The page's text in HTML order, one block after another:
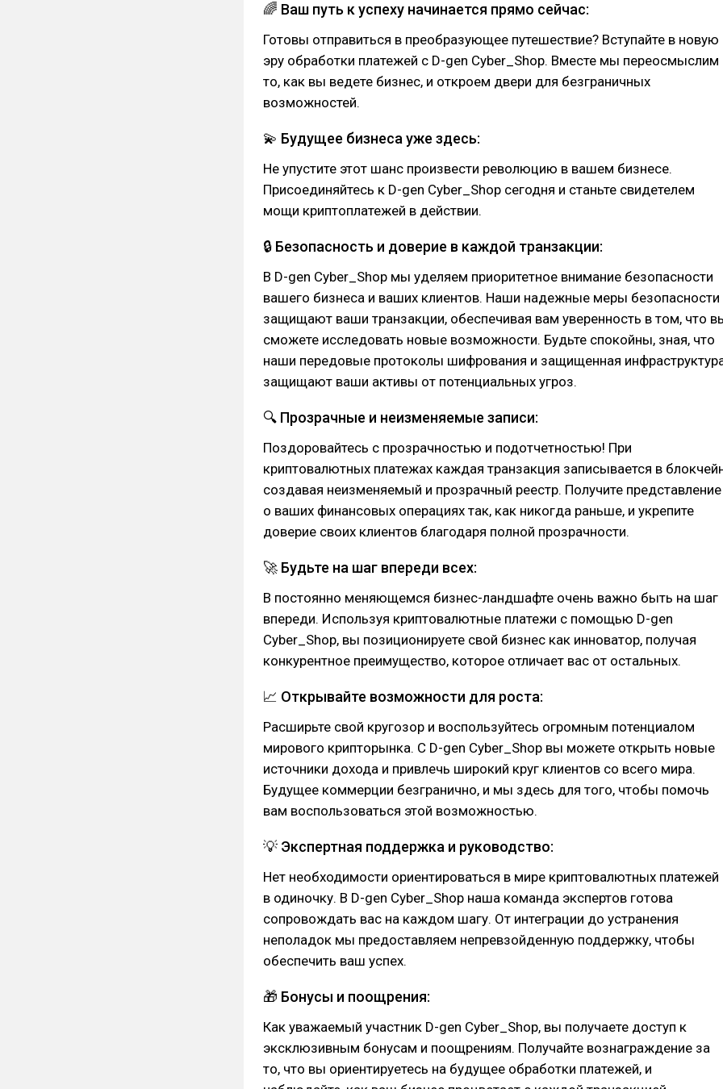
🌈 Ваш путь к успеху начинается прямо сейчас:
Готовы отправиться в преобразующее путешествие? Вступайте в новую
эру обработки платежей с D-gen Cyber_Shop. Вместе мы переосмыслим
то, как вы ведете бизнес, и откроем двери для безграничных
возможностей.
💫 Будущее бизнеса уже здесь:
Не упустите этот шанс произвести революцию в вашем бизнесе.
Присоединяйтесь к D-gen Cyber_Shop сегодня и станьте свидетелем
мощи криптоплатежей в действии.
🔒 Безопасность и доверие в каждой транзакции:
В D-gen Cyber_Shop мы уделяем приоритетное внимание безопасности
вашего бизнеса и ваших клиентов. Наши надежные меры безопасности
защищают ваши транзакции, обеспечивая вам уверенность в том, что
сможете исследовать новые возможности. Будьте спокойны, зная, что
наши передовые протоколы шифрования и защищенная
защищают ваши активы от потенциальных угроз.
🔍 Прозрачные и неизменяемые записи:
Поздоровайтесь с прозрачностью и подотчетностью! При
криптовалютных платежах каждая транзакция записывается в
создавая неизменяемый и прозрачный реестр. Получите представление
о ваших финансовых операциях так, как никогда раньше, и укрепите
доверие своих клиентов благодаря полной прозрачности.
🚀 Будьте на шаг впереди всех:
В постоянно меняющемся бизнес-ландшафте очень важно быть на шаг
впереди. Используя криптовалютные платежи с помощью D-gen
Cyber_Shop, вы позиционируете свой бизнес как инноватор, получая
конкурентное преимущество, которое отличает вас от остальных.
📈 Открывайте возможности для роста:
Расширьте свой кругозор и воспользуйтесь огромным потенциалом
мирового крипторынка. С D-gen Cyber_Shop вы можете открыть новые
источники дохода и привлечь широкий круг клиентов со всего мира.
Будущее коммерции безгранично, и мы здесь для того, чтобы помочь
вам воспользоваться этой возможностью.
💡 Экспертная поддержка и руководство:
Нет необходимости ориентироваться в мире криптовалютных платежей
в одиночку. В D-gen Cyber_Shop наша команда экспертов готова
сопровождать вас на каждом шагу. От интеграции до устранения
неполадок мы предоставляем непревзойденную поддержку, чтобы
обеспечить ваш успех.
🎁 Бонусы и поощрения:
Как уважаемый участник D-gen Cyber_Shop, вы получаете доступ к
эксклюзивным бонусам и поощрениям. Получайте вознаграждение за
то, что вы ориентируетесь на будущее обработки платежей, и